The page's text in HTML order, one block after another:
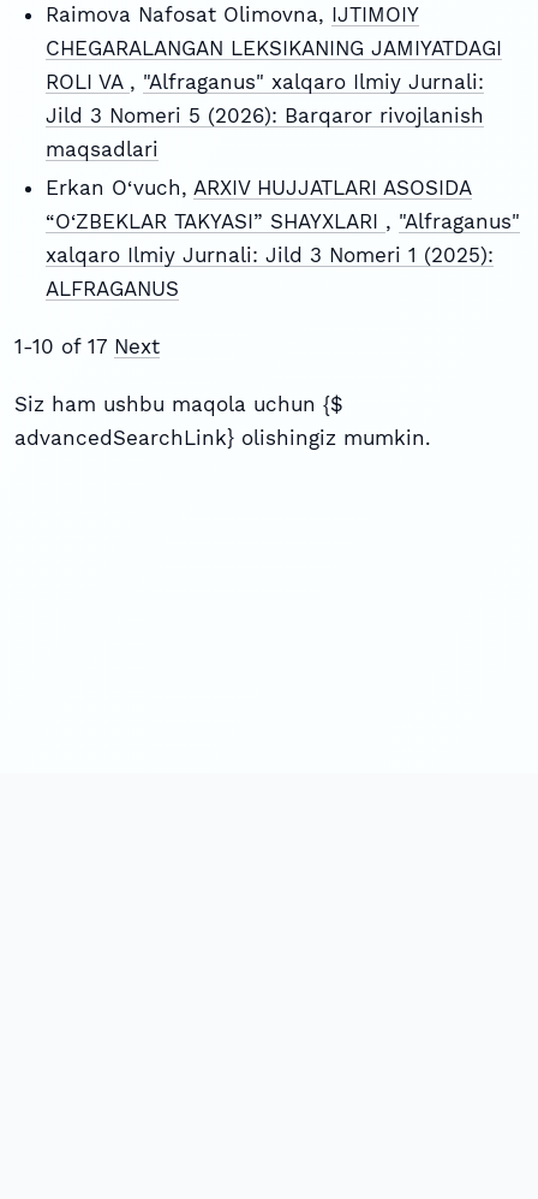
Raimova Nafosat Olimovna, IJTIMOIY
CHEGARALANGAN LEKSIKANING JAMIYATDAGI
ROLI VA , "Alfraganus" xalqaro Ilmiy Jurnali:
Jild 3 Nomeri 5 (2026): Barqaror rivojlanish
maqsadlari
Erkan O‘vuch, ARXIV HUJJATLARI ASOSIDA
“O‘ZBEKLAR TAKYASI” SHAYXLARI , "Alfraganus"
xalqaro Ilmiy Jurnali: Jild 3 Nomeri 1 (2025):
ALFRAGANUS
1-10 of 17 Next
Siz ham ushbu maqola uchun {$
advancedSearchLink} olishingiz mumkin.